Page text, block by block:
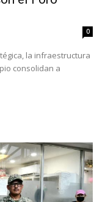
0
la infraestructura
consolidan a